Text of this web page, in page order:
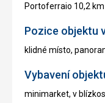
Portoferraio 10,2 km
Pozice objektu
klidné místo,
Vybavení
minimarket, v